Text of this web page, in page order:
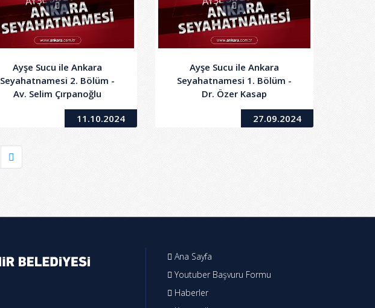
Ayşe Sucu ile Ankara
Seyahatnamesi 2. Bölüm -
Av. Selim Çırpanoğlu
11.10.2024
Ayşe Sucu ile Ankara
Seyahatnamesi 1. Bölüm -
Dr. Özer Kasap
27.09.2024
Ana Sayfa
Youtuber Başvuru Formu
Haberler